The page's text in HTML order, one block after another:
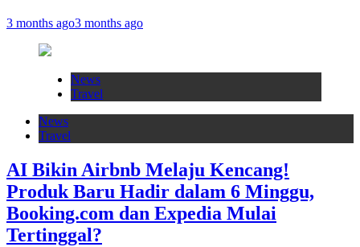
3 months ago3 months ago
News
Travel
News
Travel
AI Bikin Airbnb Melaju Kencang!
Produk Baru Hadir dalam 6 Minggu,
Booking.com dan Expedia Mulai
Tertinggal?